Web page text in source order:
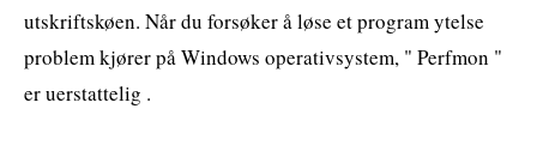
utskriftskøen. Når du forsøker å løse et program ytelse
problem kjører på Windows operativsystem, " Perfmon "
er uerstattelig .